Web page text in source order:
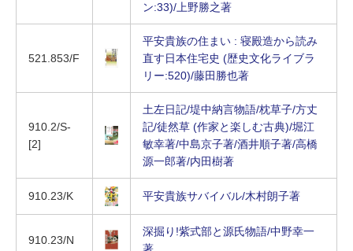
ン:33)/上野勝之著
521.853/F
平安貴族の住まい : 寝殿造から読み
直す日本住宅史 (歴史文化ライブラ
リー:520)/藤田勝也著
910.2/S-
[2]
土左日記/堤中納言物語/枕草子/方丈
記/徒然草 (作家と楽しむ古典)/堀江
敏幸著/中島京子著/酒井順子著/高橋
源一郎著/内田樹著
910.23/K 平安貴族サバイバル/木村朗子著
910.23/N
深掘り!紫式部と源氏物語/中野幸一